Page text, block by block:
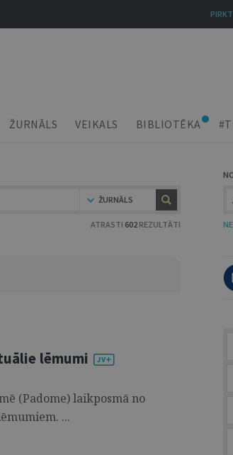
ŽURNĀLS VEIKALS BIBLIOTĒKA
ŽURNĀLS
ATRASTI 602 REZULTĀTI
lēmumi
(Padome) laikposmā no
...
PIRKT